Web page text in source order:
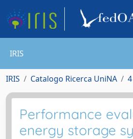
IRIS
IRIS Catalogo Ricerca UniNA
Performance
energy storage